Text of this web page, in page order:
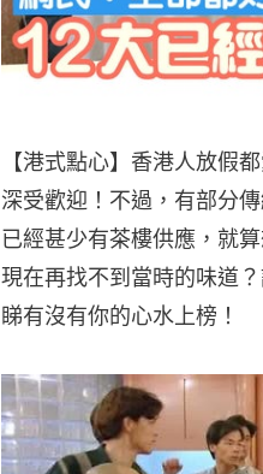
【港式點心】香港人放假
深受歡迎！不過，有部分
已經甚少有茶樓供應，就
現在再找不到當時的味道
睇有沒有你的心水上榜！